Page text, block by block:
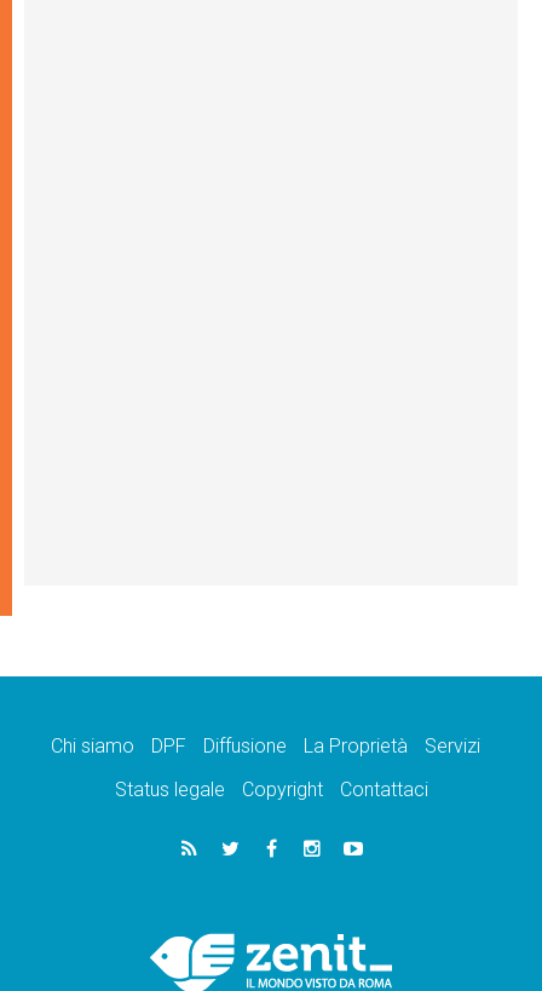
Chi siamo DPF Diffusione La Proprietà
Servizi
Status legale
Copyright Contattaci